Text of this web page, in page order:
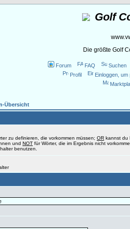
Golf
Die größte Golf
Forum FAQ
Suchen
Profil
Einloggen,
Übersicht
zu definieren, die vorkommen müssen; OR kannst du
und NOT für Wörter, die im Ergebnis nicht
benutzen.